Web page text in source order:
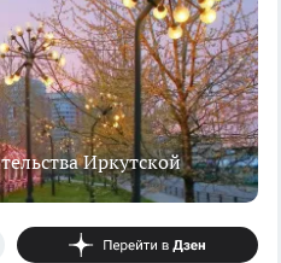
Иркутской